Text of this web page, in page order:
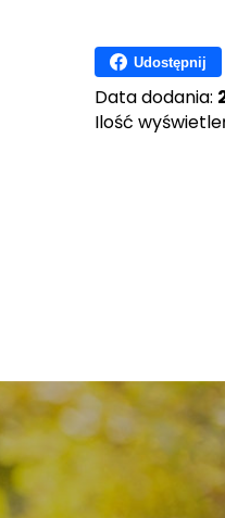
Udostępnij
Data dodania:
Ilość